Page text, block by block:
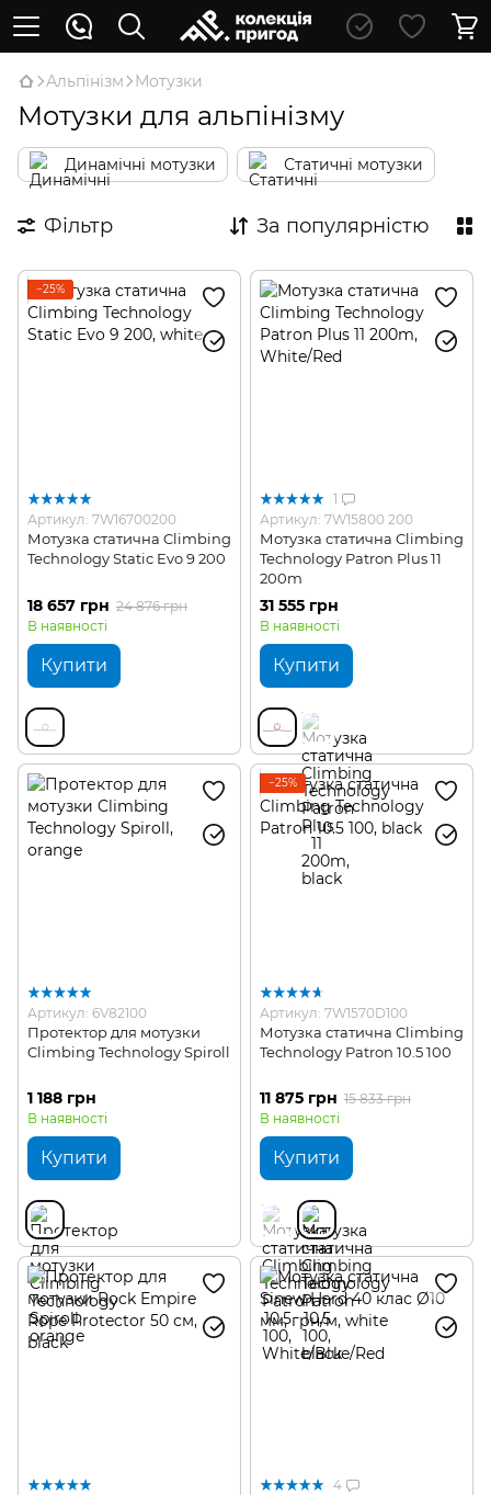
Альпінізм Мотузки
Мотузки для альпінізму
Динамічні мотузки Статичні мотузки
Фільтр За популярністю
−25%
Артикул: 7W16700200
Мотузка статична Climbing
Technology Static Evo 9 200
18 657 грн 24 876 грн
В наявності
Купити
1
Артикул: 7W15800 200
Мотузка статична Climbing
Technology Patron Plus 11
200m
31 555 грн
В наявності
Купити
Артикул: 6V82100
Протектор для мотузки
Climbing Technology Spiroll
1 188 грн
В наявності
Купити
−25%
Артикул: 7W1570D100
Мотузка статична Climbing
Technology Patron 10.5 100
11 875 грн 15 833 грн
В наявності
Купити
4